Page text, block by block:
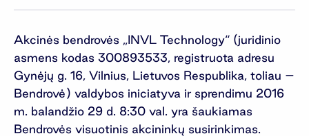
Akcinės bendrovės „INVL Technology“ (juridinio
asmens kodas 300893533, registruota adresu
Gynėjų g. 16, Vilnius, Lietuvos Respublika, toliau –
Bendrovė) valdybos iniciatyva ir sprendimu 2016
m. balandžio 29 d. 8:30 val. yra šaukiamas
Bendrovės visuotinis akcininkų susirinkimas.